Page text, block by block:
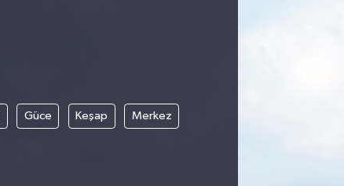
Güce Keşap Merkez